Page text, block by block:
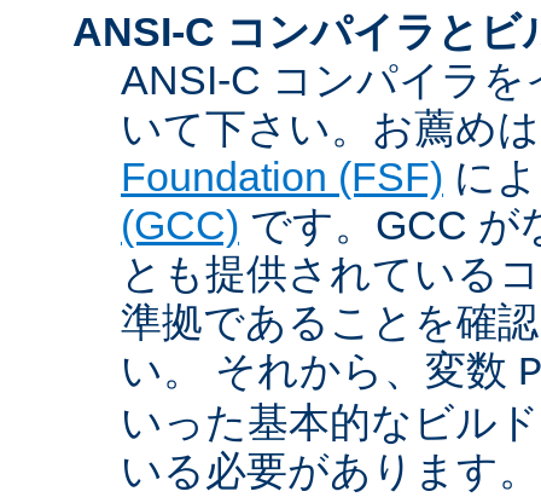
ANSI-C コンパイラとビ
ANSI-C コンパイラ
いて下さい。お薦め
Foundation (FSF) に
(GCC) です。GCC が
とも提供されている
準拠であることを確
い。 それから、変数
いった基本的なビル
いる必要があります。